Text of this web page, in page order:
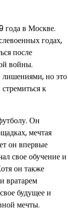
года в Москве.
годах,
после
войны.
лишениями, но это
к
Он
мечтая
он впервые
свое обучение и
он также
вратарем
будущее и
мечты.